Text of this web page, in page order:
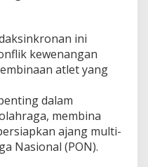
ini
kewenangan
atlet yang
dalam
membina
ajang multi-
Nasional (PON).